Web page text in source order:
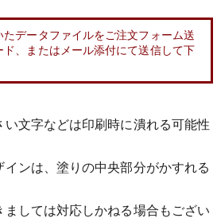
データファイルをご注文フォーム送
、
またはメール添付にて送信して下
い文字などは印刷時に潰れる可能性
インは、塗りの中央部分がかすれる
ましては対応しかねる場合もござい